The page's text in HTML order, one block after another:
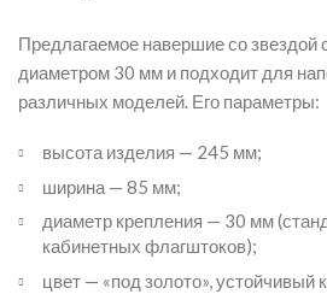
Предлагаемое навершие со звездой
диаметром 30 мм и подходит для
различных моделей. Его параметры:
высота изделия — 245 мм;
ширина — 85 мм;
диаметр крепления — 30 мм
кабинетных флагштоков);
цвет — «под золото», устойчивый